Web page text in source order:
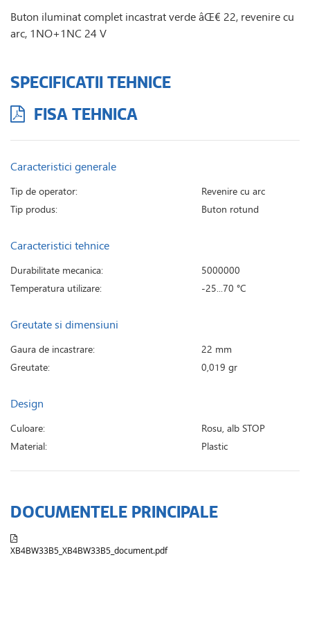
Buton iluminat complet incastrat verde âŒ€ 22, revenire cu
arc, 1NO+1NC 24 V
SPECIFICATII TEHNICE
FISA TEHNICA
Caracteristici generale
Tip de operator:
Revenire cu arc
Tip produs:
Buton rotund
Caracteristici tehnice
Durabilitate mecanica:
5000000
Temperatura utilizare:
-25...70 °C
Greutate si dimensiuni
Gaura de incastrare:
22 mm
Greutate:
0,019 gr
Design
Culoare:
Rosu, alb STOP
Material:
Plastic
DOCUMENTELE PRINCIPALE
XB4BW33B5_XB4BW33B5_document.pdf